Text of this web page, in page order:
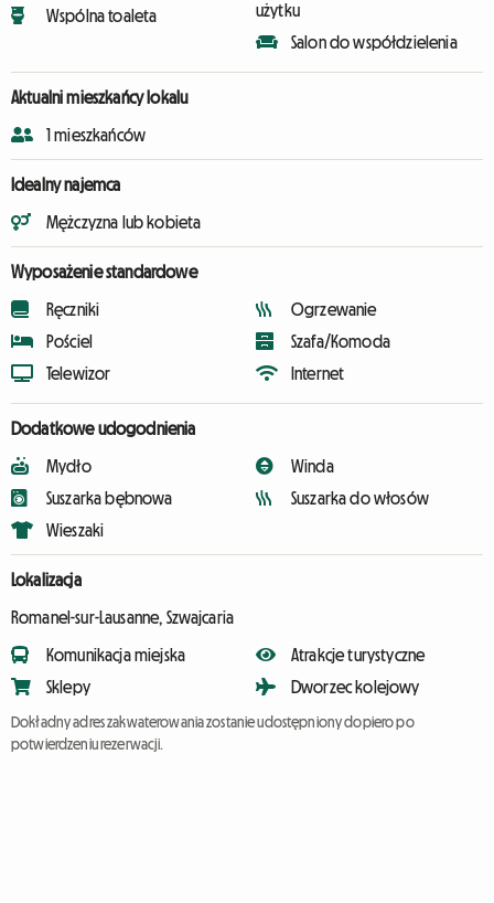
Wspólna toaleta
użytku
Salon do współdzielenia
Aktualni mieszkańcy lokalu
1 mieszkańców
Idealny najemca
Mężczyzna lub kobieta
Wyposażenie standardowe
Ręczniki
Pościel
Telewizor
Ogrzewanie
Szafa/Komoda
Internet
Dodatkowe udogodnienia
Mydło
Suszarka bębnowa
Wieszaki
Winda
Suszarka do włosów
Lokalizacja
Romanel-sur-Lausanne, Szwajcaria
Komunikacja miejska
Sklepy
Atrakcje turystyczne
Dworzec kolejowy
Dokładny adres zakwaterowania zostanie udostępniony dopiero po
potwierdzeniu rezerwacji.